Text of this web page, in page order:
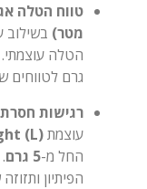
טווח הטלה
מטר)
גרם לטווחים
רגישות
עוצמת(L)
החל מ-5 גרם
הפיתיון